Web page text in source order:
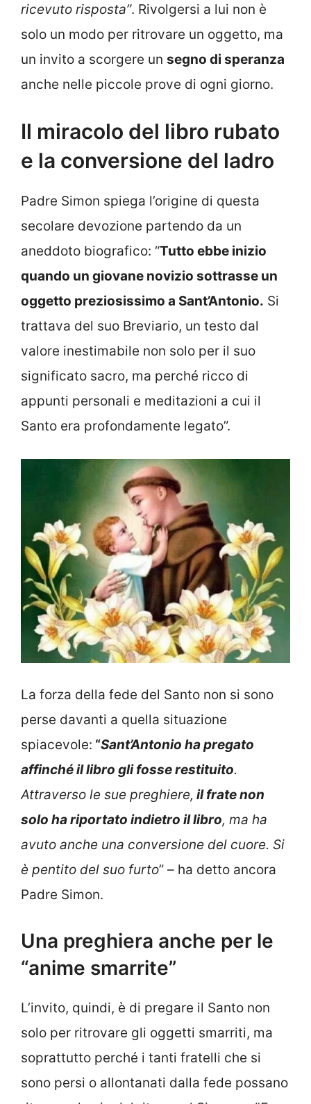
ricevuto risposta”. Rivolgersi a lui non è
solo un modo per ritrovare un oggetto, ma
un invito a scorgere un segno di speranza
anche nelle piccole prove di ogni giorno.
Il miracolo del libro rubato
e la conversione del ladro
Padre Simon spiega l’origine di questa
secolare devozione partendo da un
aneddoto biografico: “Tutto ebbe inizio
quando un giovane novizio sottrasse un
oggetto preziosissimo a Sant’Antonio. Si
trattava del suo Breviario, un testo dal
valore inestimabile non solo per il suo
significato sacro, ma perché ricco di
appunti personali e meditazioni a cui il
Santo era profondamente legato”.
La forza della fede del Santo non si sono
perse davanti a quella situazione
spiacevole: “Sant’Antonio ha pregato
affinché il libro gli fosse restituito.
Attraverso le sue preghiere, il frate non
solo ha riportato indietro il libro, ma ha
avuto anche una conversione del cuore. Si
è pentito del suo furto” – ha detto ancora
Padre Simon.
Una preghiera anche per le
“anime smarrite”
L’invito, quindi, è di pregare il Santo non
solo per ritrovare gli oggetti smarriti, ma
soprattutto perché i tanti fratelli che si
sono persi o allontanati dalla fede possano